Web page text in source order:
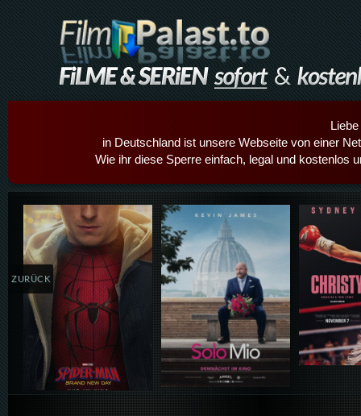
in Deutschland ist unsere Webseite von einer
Wie ihr diese Sperre einfach, legal und kostenlos
Details,Play Details,Play
ZURÜCK